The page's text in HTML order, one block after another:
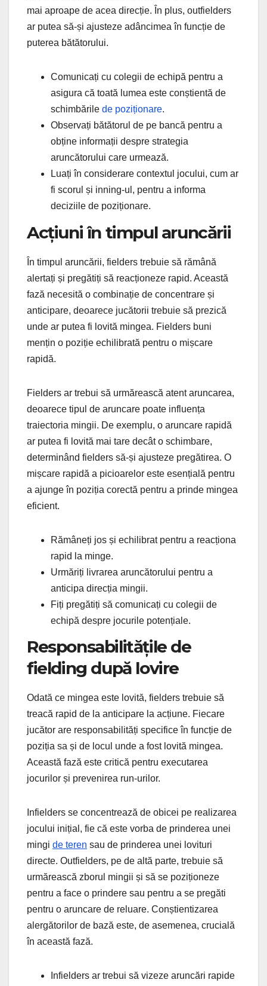
mai aproape de acea direcție. În plus, outfielders
ar putea să-și ajusteze adâncimea în funcție de
puterea bătătorului.
Comunicați cu colegii de echipă pentru a
asigura că toată lumea este conștientă de
schimbările de poziționare.
Observați bătătorul de pe bancă pentru a
obține informații despre strategia
aruncătorului care urmează.
Luați în considerare contextul jocului, cum ar
fi scorul și inning-ul, pentru a informa
deciziile de poziționare.
Acțiuni în timpul aruncării
În timpul aruncării, fielders trebuie să rămână
alertați și pregătiți să reacționeze rapid. Această
fază necesită o combinație de concentrare și
anticipare, deoarece jucătorii trebuie să prezică
unde ar putea fi lovită mingea. Fielders buni
mențin o poziție echilibrată pentru o mișcare
rapidă.
Fielders ar trebui să urmărească atent aruncarea,
deoarece tipul de aruncare poate influența
traiectoria mingii. De exemplu, o aruncare rapidă
ar putea fi lovită mai tare decât o schimbare,
determinând fielders să-și ajusteze pregătirea. O
mișcare rapidă a picioarelor este esențială pentru
a ajunge în poziția corectă pentru a prinde mingea
eficient.
Rămâneți jos și echilibrat pentru a reacționa
rapid la minge.
Urmăriți livrarea aruncătorului pentru a
anticipa direcția mingii.
Fiți pregătiți să comunicați cu colegii de
echipă despre jocurile potențiale.
Responsabilitățile de
fielding după lovire
Odată ce mingea este lovită, fielders trebuie să
treacă rapid de la anticipare la acțiune. Fiecare
jucător are responsabilități specifice în funcție de
poziția sa și de locul unde a fost lovită mingea.
Această fază este critică pentru executarea
jocurilor și prevenirea run-urilor.
Infielders se concentrează de obicei pe realizarea
jocului inițial, fie că este vorba de prinderea unei
mingi de teren sau de prinderea unei lovituri
directe. Outfielders, pe de altă parte, trebuie să
urmărească zborul mingii și să se poziționeze
pentru a face o prindere sau pentru a se pregăti
pentru o aruncare de reluare. Conștientizarea
alergătorilor de bază este, de asemenea, crucială
în această fază.
Infielders ar trebui să vizeze aruncări rapide